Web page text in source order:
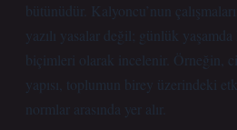
bütünüdür. Kalyoncu’nun
yazılı yasalar değil; günlük
biçimleri olarak incelenir. Örneğin,
yapısı, toplumun birey üzerindeki
normlar arasında yer alır.